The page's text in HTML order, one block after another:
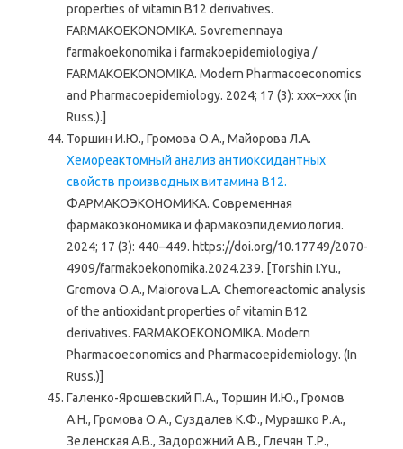
properties of vitamin В12 derivatives.
FARMAKOEKONOMIKA. Sovremennaya
farmakoekonomika i farmakoepidemiologiya /
FARMAKOEKONOMIKA. Modern Pharmacoeconomics
and Pharmacoepidemiology. 2024; 17 (3): xхх–ххx (in
Russ.).]
Торшин И.Ю., Громова О.А., Майорова Л.А.
Хемореактомный анализ антиоксидантных
свойств производных витамина В12.
ФАРМАКОЭКОНОМИКА. Современная
фармакоэкономика и фармакоэпидемиология.
2024; 17 (3): 440–449. https://doi.org/10.17749/2070-
4909/farmakoekonomika.2024.239. [Torshin I.Yu.,
Gromova O.A., Maiorova L.A. Chemoreactomic analysis
of the antioxidant properties of vitamin B12
derivatives. FARMAKOEKONOMIKA. Modern
Pharmacoeconomics and Pharmacoepidemiology. (In
Russ.)]
Галенко-Ярошевский П.А., Торшин И.Ю., Громов
А.Н., Громова О.А., Суздалев К.Ф., Мурашко Р.А.,
Зеленская А.В., Задорожний А.В., Глечян Т.Р.,